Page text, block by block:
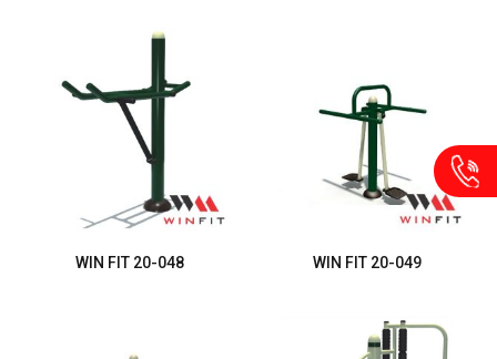
WIN FIT 20-048 WIN FIT 20-049